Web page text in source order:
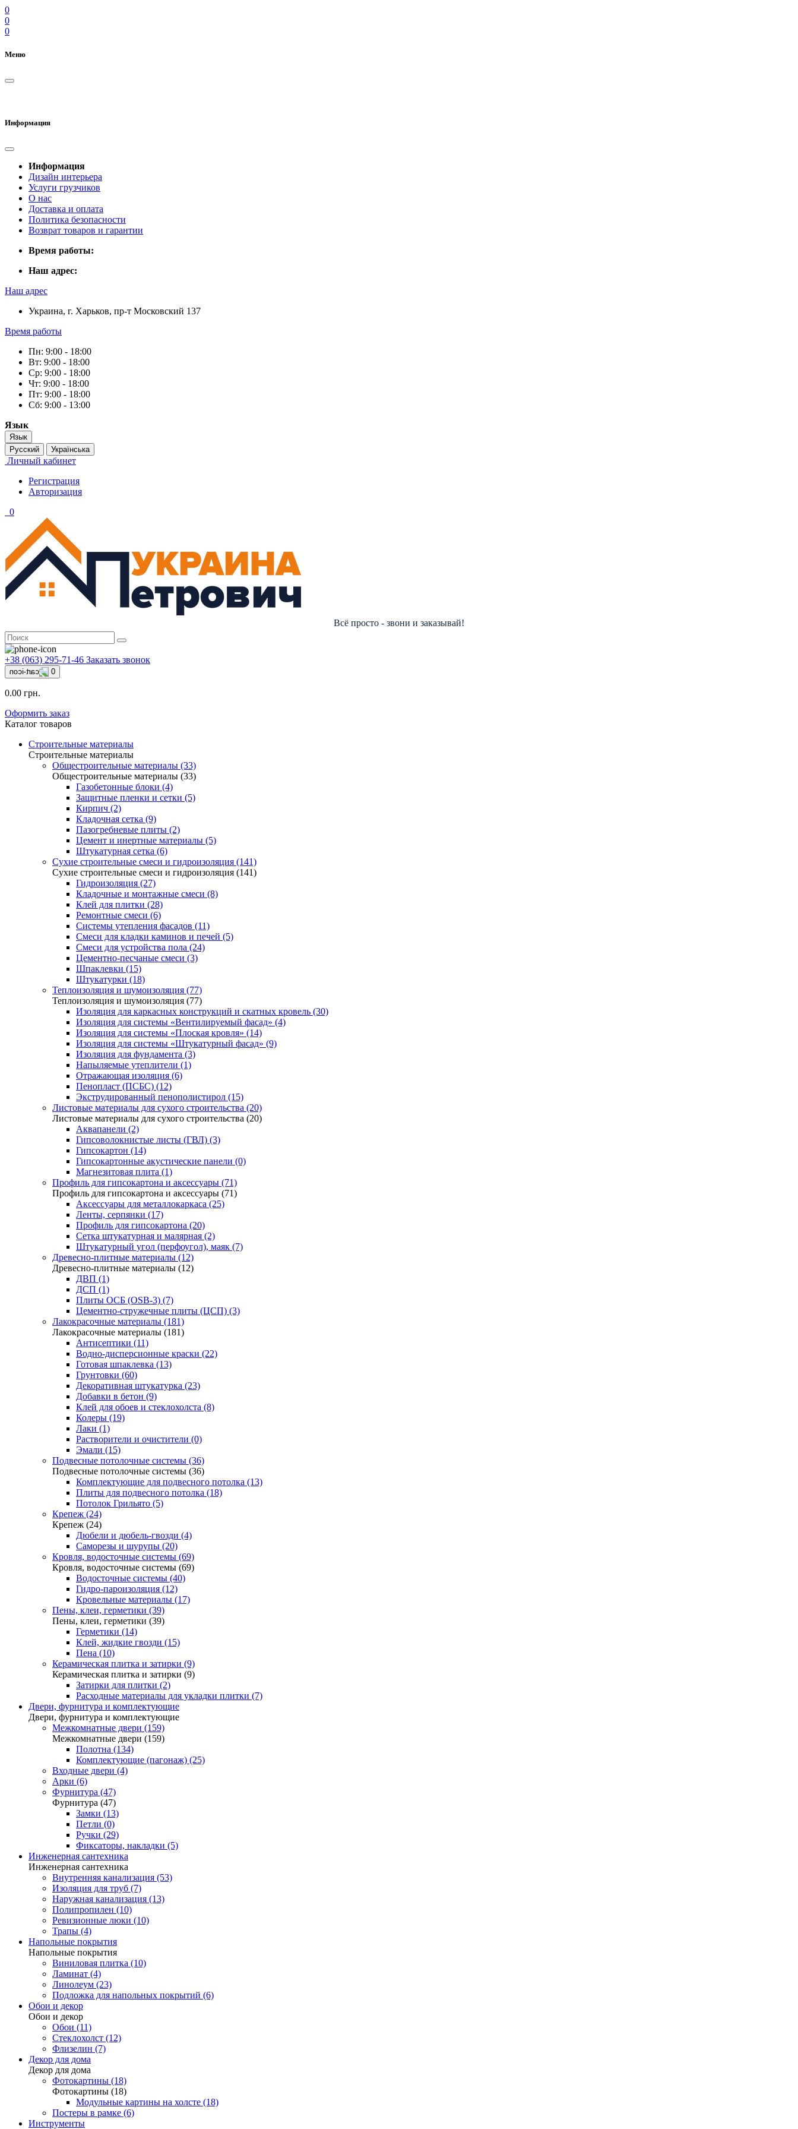
0
0
0
Меню
Информация
Информация
Дизайн интерьера
Услуги грузчиков
О нас
Доставка и оплата
Политика безопасности
Возврат товаров и гарантии
Время работы:
Наш адрес:
Наш адрес
Украина, г. Харьков, пр-т Московский 137
Время работы
Пн: 9:00 - 18:00
Вт: 9:00 - 18:00
Ср: 9:00 - 18:00
Чт: 9:00 - 18:00
Пт: 9:00 - 18:00
Сб: 9:00 - 13:00
Язык
Язык
Русский
Українська
Личный кабинет
Регистрация
Авторизация
0
Всё просто - звони и заказывай!
+38 (063) 295-71-46 Заказать звонок
0
0.00 грн.
Оформить заказ
Каталог товаров
Строительные материалы
Строительные материалы
Общестроительные материалы (33)
Общестроительные материалы (33)
Газобетонные блоки (4)
Защитные пленки и сетки (5)
Кирпич (2)
Кладочная сетка (9)
Пазогребневые плиты (2)
Цемент и инертные материалы (5)
Штукатурная сетка (6)
Сухие строительные смеси и гидроизоляция (141)
Сухие строительные смеси и гидроизоляция (141)
Гидроизоляция (27)
Кладочные и монтажные смеси (8)
Клей для плитки (28)
Ремонтные смеси (6)
Системы утепления фасадов (11)
Смеси для кладки каминов и печей (5)
Смеси для устройства пола (24)
Цементно-песчаные смеси (3)
Шпаклевки (15)
Штукатурки (18)
Теплоизоляция и шумоизоляция (77)
Теплоизоляция и шумоизоляция (77)
Изоляция для каркасных конструкций и скатных кровель (30)
Изоляция для системы «Вентилируемый фасад» (4)
Изоляция для системы «Плоская кровля» (14)
Изоляция для системы «Штукатурный фасад» (9)
Изоляция для фундамента (3)
Напыляемые утеплители (1)
Отражающая изоляция (6)
Пенопласт (ПСБС) (12)
Экструдированный пенополистирол (15)
Листовые материалы для сухого строительства (20)
Листовые материалы для сухого строительства (20)
Аквапанели (2)
Гипсоволокнистые листы (ГВЛ) (3)
Гипсокартон (14)
Гипсокартонные акустические панели (0)
Магнезитовая плита (1)
Профиль для гипсокартона и аксессуары (71)
Профиль для гипсокартона и аксессуары (71)
Аксессуары для металлокаркаса (25)
Ленты, серпянки (17)
Профиль для гипсокартона (20)
Сетка штукатурная и малярная (2)
Штукатурный угол (перфоугол), маяк (7)
Древесно-плитные материалы (12)
Древесно-плитные материалы (12)
ДВП (1)
ДСП (1)
Плиты ОСБ (OSB-3) (7)
Цементно-стружечные плиты (ЦСП) (3)
Лакокрасочные материалы (181)
Лакокрасочные материалы (181)
Антисептики (11)
Водно-дисперсионные краски (22)
Готовая шпаклевка (13)
Грунтовки (60)
Декоративная штукатурка (23)
Добавки в бетон (9)
Клей для обоев и стеклохолста (8)
Колеры (19)
Лаки (1)
Растворители и очистители (0)
Эмали (15)
Подвесные потолочные системы (36)
Подвесные потолочные системы (36)
Комплектующие для подвесного потолка (13)
Плиты для подвесного потолка (18)
Потолок Грильято (5)
Крепеж (24)
Крепеж (24)
Дюбели и дюбель-гвозди (4)
Саморезы и шурупы (20)
Кровля, водосточные системы (69)
Кровля, водосточные системы (69)
Водосточные системы (40)
Гидро-пароизоляция (12)
Кровельные материалы (17)
Пены, клеи, герметики (39)
Пены, клеи, герметики (39)
Герметики (14)
Клей, жидкие гвозди (15)
Пена (10)
Керамическая плитка и затирки (9)
Керамическая плитка и затирки (9)
Затирки для плитки (2)
Расходные материалы для укладки плитки (7)
Двери, фурнитура и комплектующие
Двери, фурнитура и комплектующие
Межкомнатные двери (159)
Межкомнатные двери (159)
Полотна (134)
Комплектующие (пагонаж) (25)
Входные двери (4)
Арки (6)
Фурнитура (47)
Фурнитура (47)
Замки (13)
Петли (0)
Ручки (29)
Фиксаторы, накладки (5)
Инженерная сантехника
Инженерная сантехника
Внутренняя канализация (53)
Изоляция для труб (7)
Наружная канализация (13)
Полипропилен (10)
Ревизионные люки (10)
Трапы (4)
Напольные покрытия
Напольные покрытия
Виниловая плитка (10)
Ламинат (4)
Линолеум (23)
Подложка для напольных покрытий (6)
Обои и декор
Обои и декор
Обои (11)
Стеклохолст (12)
Флизелин (7)
Декор для дома
Декор для дома
Фотокартины (18)
Фотокартины (18)
Модульные картины на холсте (18)
Постеры в рамке (6)
Инструменты